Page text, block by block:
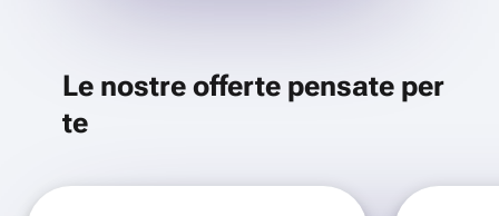
Le nostre offerte pensate per
te